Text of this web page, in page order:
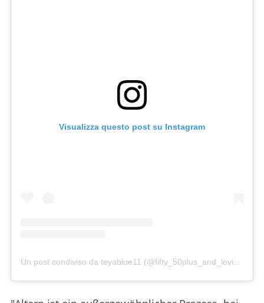
Visualizza questo post su Instagram
Un post condiviso da teyablue11 (@fifty_50plus_and_lovin_it)